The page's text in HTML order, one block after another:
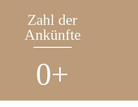
Zahl der
Ankünfte
0+